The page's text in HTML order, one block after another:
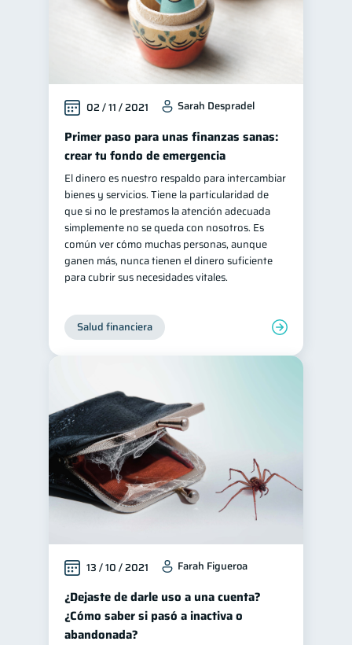
02 / 11 / 2021 Sarah Despradel
Primer paso para unas finanzas sanas:
crear tu fondo de emergencia
El dinero es nuestro respaldo para intercambiar
bienes y servicios. Tiene la particularidad de
que si no le prestamos la atención adecuada
simplemente no se queda con nosotros. Es
común ver cómo muchas personas, aunque
ganen más, nunca tienen el dinero suficiente
para cubrir sus necesidades vitales.
Salud financiera
13 / 10 / 2021 Farah Figueroa
¿Dejaste de darle uso a una cuenta?
¿Cómo saber si pasó a inactiva o
abandonada?